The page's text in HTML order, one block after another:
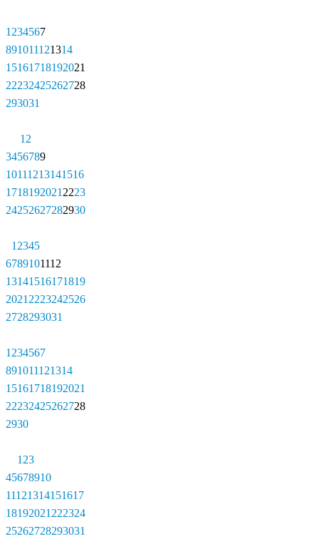
1 234567
891011121314
15161718192021
22232425262728
293031
1 2
3456789
10111213141516
1718192021 2223
24252627282930
1 2345
6789101112
13141516171819
2021 2223242526
2728293031
1 234567
891011121314
15161718192021
22232425262728
2930
1 23
45678910
11121314151617
18192021 222324
25262728293031